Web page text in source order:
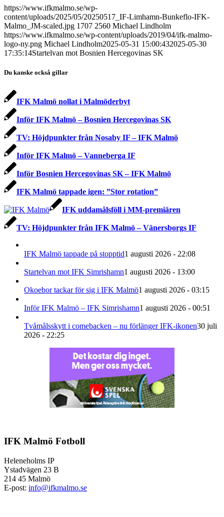
https://www.ifkmalmo.se/wp-
content/uploads/2025/05/20250517_IF-Limhamn-Bunkeflo-IFK-
Malmo_JM-scaled.jpg 1707 2560 Michael Lindholm
https://www.ifkmalmo.se/wp-content/uploads/2019/04/ifk-malmo-
logo-ny.png Michael Lindholm2025-05-31 15:00:432025-05-30
17:35:14Startelvan mot Bosnien Hercegovinas SK
Du kanske också gillar
IFK Malmö nollat i Malmöderbyt
Inför IFK Malmö – Bosnien Hercegovinas SK
TV: Höjdpunkter från Nosaby IF – IFK Malmö
Inför IFK Malmö – Vanneberga IF
Inför Bosnien Hercegovinas SK – IFK Malmö
IFK Malmö tappade igen: ”Stor rotation”
IFK uddamålsföll i MM-premiären
TV: Höjdpunkter från IFK Malmö – Vänersborgs IF
IFK Malmö tappade på stopptid1 augusti 2026 - 22:08
Startelvan mot IFK Simrishamn1 augusti 2026 - 13:00
Okoebor tackar för sig i IFK Malmö1 augusti 2026 - 03:15
Inför IFK Malmö – IFK Simrishamn1 augusti 2026 - 00:51
Tvåmålsskytt i comebacken – nu förlänger IFK-ikonen30 juli
2026 - 22:25
IFK Malmö Fotboll
Heleneholms IP
Ystadvägen 23 B
214 45 Malmö
E-post: info@ifkmalmo.se